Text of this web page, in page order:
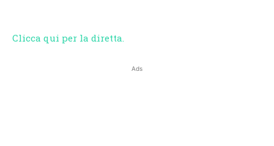
Clicca qui per la diretta.
Ads